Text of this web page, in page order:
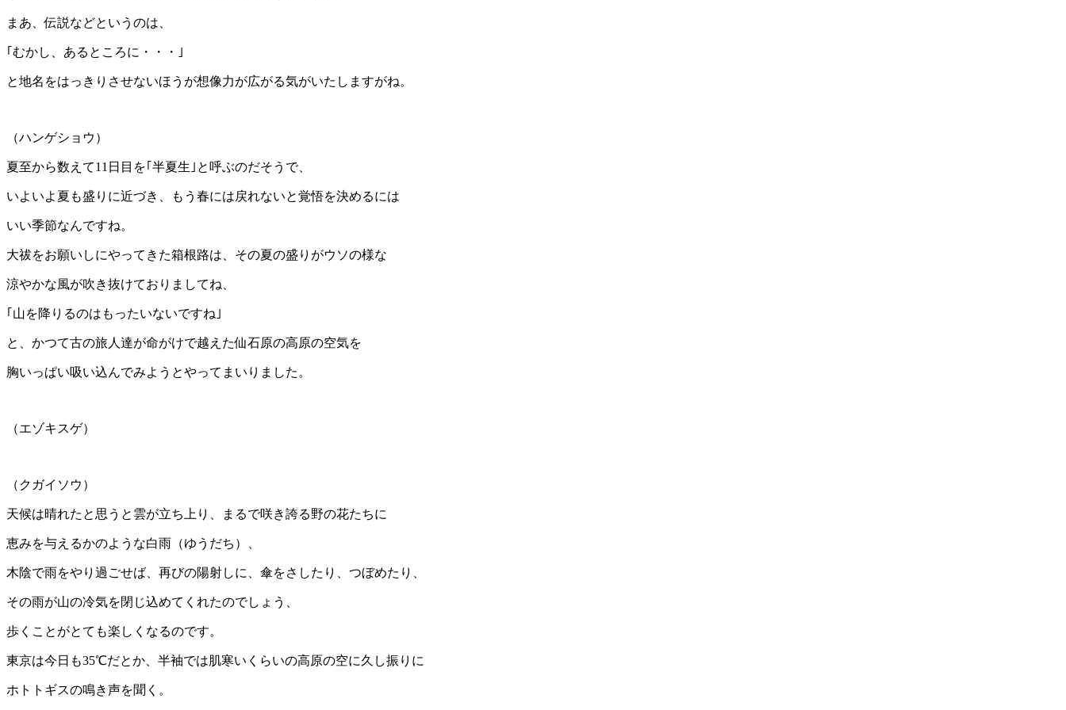
まあ、伝説などというのは、
｢むかし、あるところに・・・｣
と地名をはっきりさせないほうが想像力が広がる気がいたしますがね。
（ハンゲショウ）
夏至から数えて11日目を｢半夏生｣と呼ぶのだそうで、
いよいよ夏も盛りに近づき、もう春には戻れないと覚悟を決めるには
いい季節なんですね。
大祓をお願いしにやってきた箱根路は、その夏の盛りがウソの様な
涼やかな風が吹き抜けておりましてね、
｢山を降りるのはもったいないですね｣
と、かつて古の旅人達が命がけで越えた仙石原の高原の空気を
胸いっぱい吸い込んでみようとやってまいりました。
（エゾキスゲ）
（クガイソウ）
天候は晴れたと思うと雲が立ち上り、まるで咲き誇る野の花たちに
恵みを与えるかのような白雨（ゆうだち）、
木陰で雨をやり過ごせば、再びの陽射しに、傘をさしたり、つぼめたり、
その雨が山の冷気を閉じ込めてくれたのでしょう、
歩くことがとても楽しくなるのです。
東京は今日も35℃だとか、半袖では肌寒いくらいの高原の空に久し振りに
ホトトギスの鳴き声を聞く。